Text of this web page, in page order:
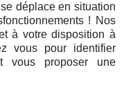
déplace en situation
! Nos
à votre disposition à
vous pour identifier
vous proposer une